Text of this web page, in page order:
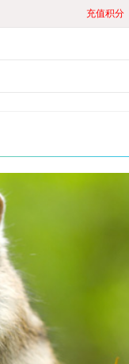
充值积分